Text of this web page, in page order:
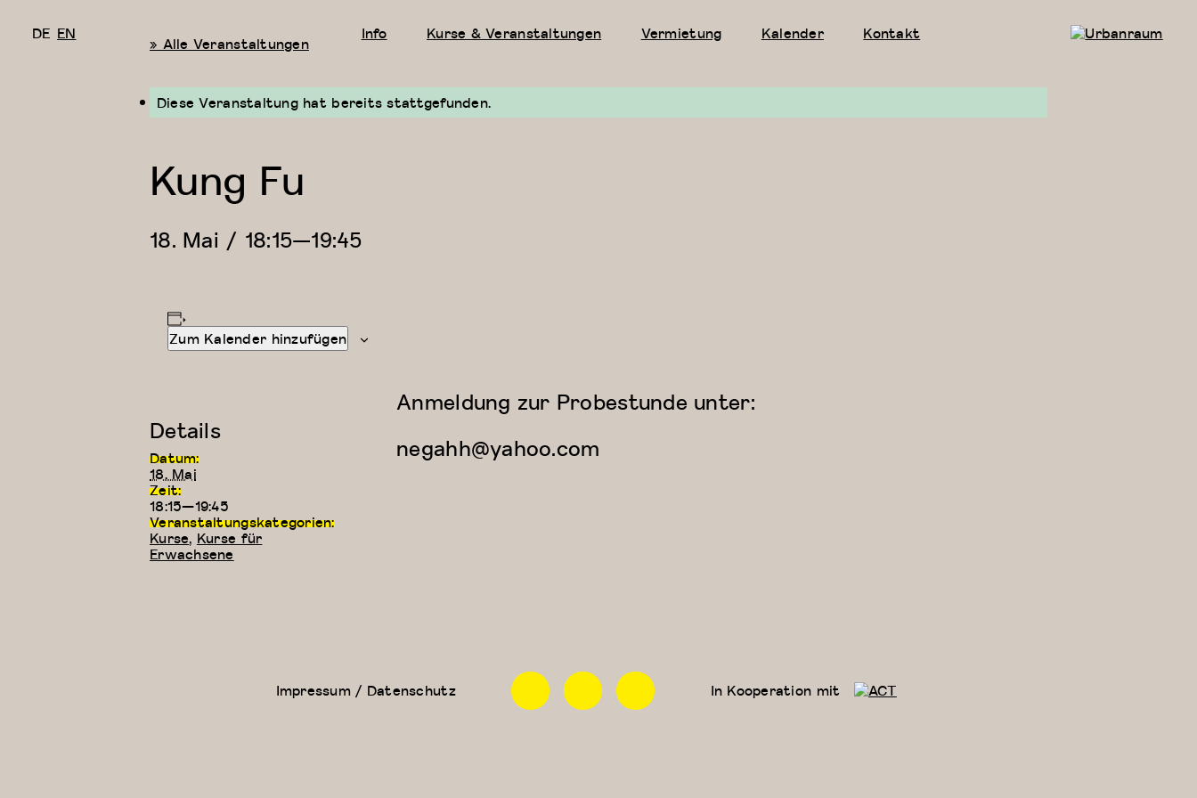
Info Kurse & Veranstaltungen Vermietung Kalender Kontakt
DE EN « Alle Veranstaltungen
Diese Veranstaltung hat bereits stattgefunden.
Kung Fu
18. Mai / 18:15—19:45
Anmeldung zur Probestunde unter:
negahh@yahoo.com
Zum Kalender hinzufügen
Details
Datum:
18. Mai
Zeit:
18:15—19:45
Veranstaltungskategorien:
Kurse, Kurse für
Erwachsene
Impressum / Datenschutz
FacebookInstagramLinkedin
In Kooperation mit